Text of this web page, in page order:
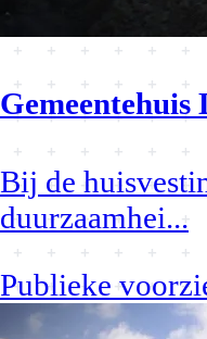
Gemeentehuis
Bij de
duurzaamhei...
Publieke